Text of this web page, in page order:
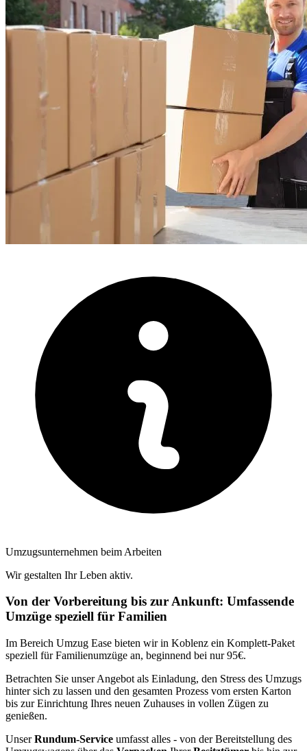
Umzugsunternehmen beim Arbeiten
Wir gestalten Ihr Leben aktiv.
Von der Vorbereitung bis zur Ankunft: Umfassende
Umzüge speziell für Familien
Im Bereich Umzug Ease bieten wir in Koblenz ein Komplett-Paket
speziell für Familienumzüge an, beginnend bei nur 95€.
Betrachten Sie unser Angebot als Einladung, den Stress des Umzugs
hinter sich zu lassen und den gesamten Prozess vom ersten Karton
bis zur Einrichtung Ihres neuen Zuhauses in vollen Zügen zu
genießen.
UnserRundum-Service umfasst alles - von der Bereitstellung des